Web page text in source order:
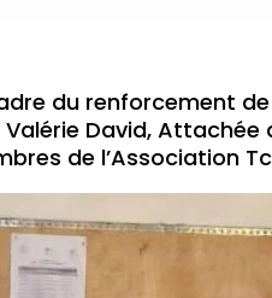
du renforcement
David,
de l’Association